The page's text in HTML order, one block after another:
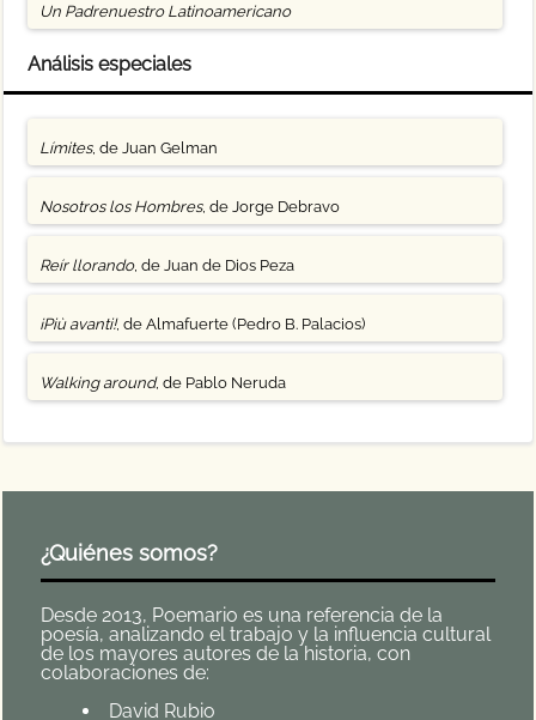
Un Padrenuestro Latinoamericano
Análisis especiales
Límites, de Juan Gelman
Nosotros los Hombres, de Jorge Debravo
Reír llorando, de Juan de Dios Peza
¡Più avanti!, de Almafuerte (Pedro B. Palacios)
Walking around, de Pablo Neruda
¿Quiénes somos?
Desde 2013, Poemario es una referencia de la
poesía, analizando el trabajo y la influencia cultural
de los mayores autores de la historia, con
colaboraciones de:
David Rubio